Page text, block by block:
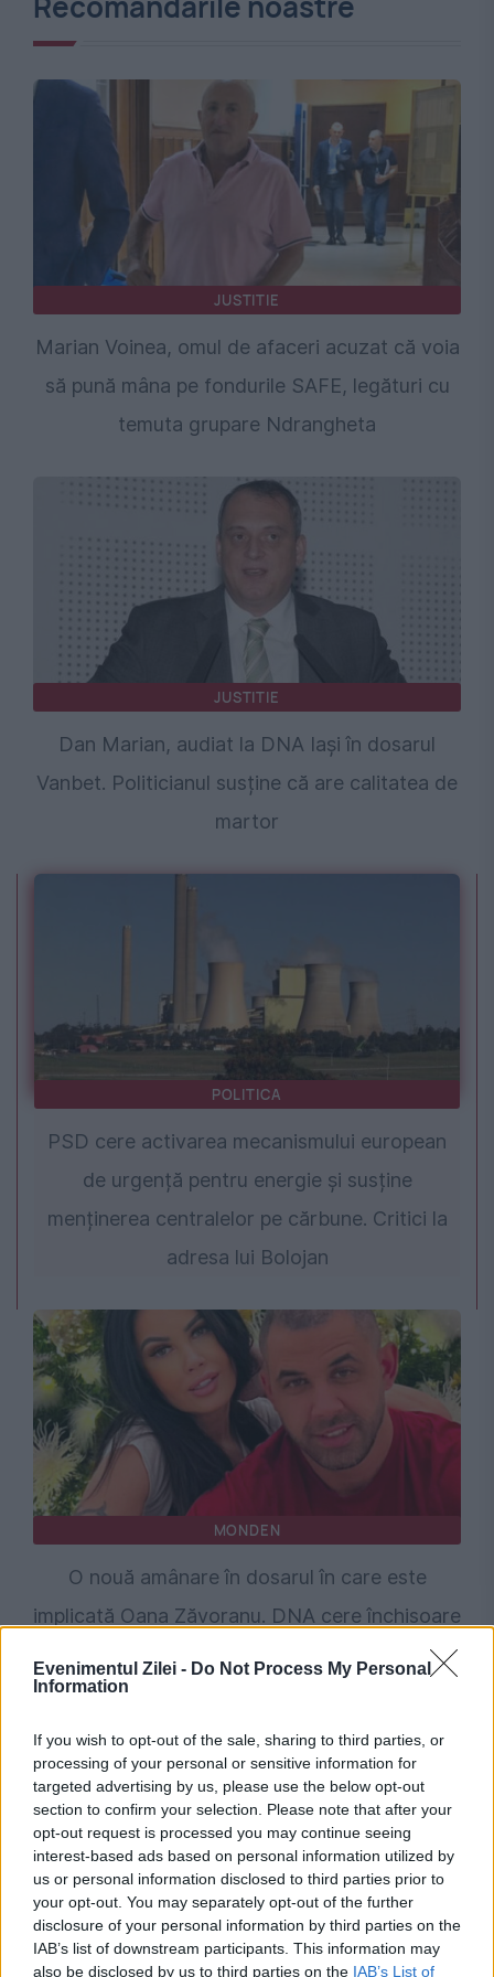
Evenimentul Zilei - Do Not Process My Personal
Information
If you wish to opt-out of the sale, sharing to third parties, or
processing of your personal or sensitive information for
targeted advertising by us, please use the below opt-out
section to confirm your selection. Please note that after your
opt-out request is processed you may continue seeing
interest-based ads based on personal information utilized by
us or personal information disclosed to third parties prior to
your opt-out. You may separately opt-out of the further
disclosure of your personal information by third parties on the
IAB’s list of downstream participants. This information may
also be disclosed by us to third parties on the IAB’s List of
JUSTITIE
Marian Voinea, omul de afaceri acuzat că voia
să pună mâna pe fondurile SAFE, legături cu
temuta grupare Ndrangheta
JUSTITIE
Dan Marian, audiat la DNA Iași în dosarul
Vanbet. Politicianul susține că are calitatea de
martor
POLITICA
PSD cere activarea mecanismului european
de urgență pentru energie și susține
menținerea centralelor pe cărbune. Critici la
adresa lui Bolojan
MONDEN
O nouă amânare în dosarul în care este
implicată Oana Zăvoranu. DNA cere închisoare
POLITICA